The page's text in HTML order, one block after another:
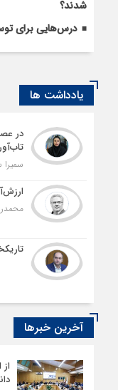
شدند؟
درس‌هایی برای
یادداشت ها
در
سمیرا
آخرین خبرها